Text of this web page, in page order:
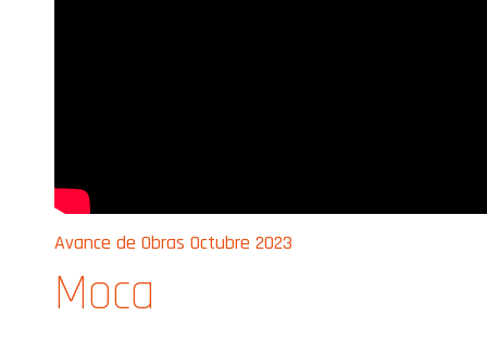
Avance de Obras Octubre 2023
Moca